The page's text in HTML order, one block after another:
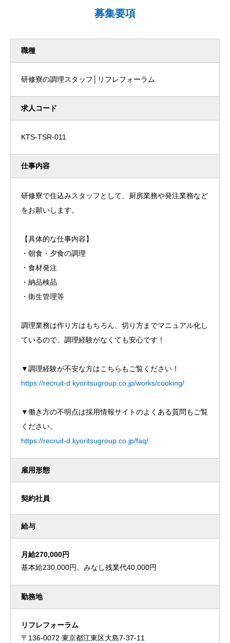
募集要項
職種
研修寮の調理スタッフ│リフレフォーラム
求人コード
KTS-TSR-011
仕事内容
研修寮で住込みスタッフとして、厨房業務や発注業務など
をお願いします。
【具体的な仕事内容】
・朝食・夕食の調理
・食材発注
・納品検品
・衛生管理等
調理業務は作り方はもちろん、切り方までマニュアル化し
ているので、調理経験がなくても安心です！
▼調理経験が不安な方はこちらもご覧ください！
https://recruit-d.kyoritsugroup.co.jp/works/cooking/
▼働き方の不明点は採用情報サイトのよくある質問もご覧
ください。
https://recruit-d.kyoritsugroup.co.jp/faq/
雇用形態
契約社員
給与
月給270,000円
基本給230,000円、みなし残業代40,000円
勤務地
リフレフォーラム
〒136-0072 東京都江東区大島7-37-11